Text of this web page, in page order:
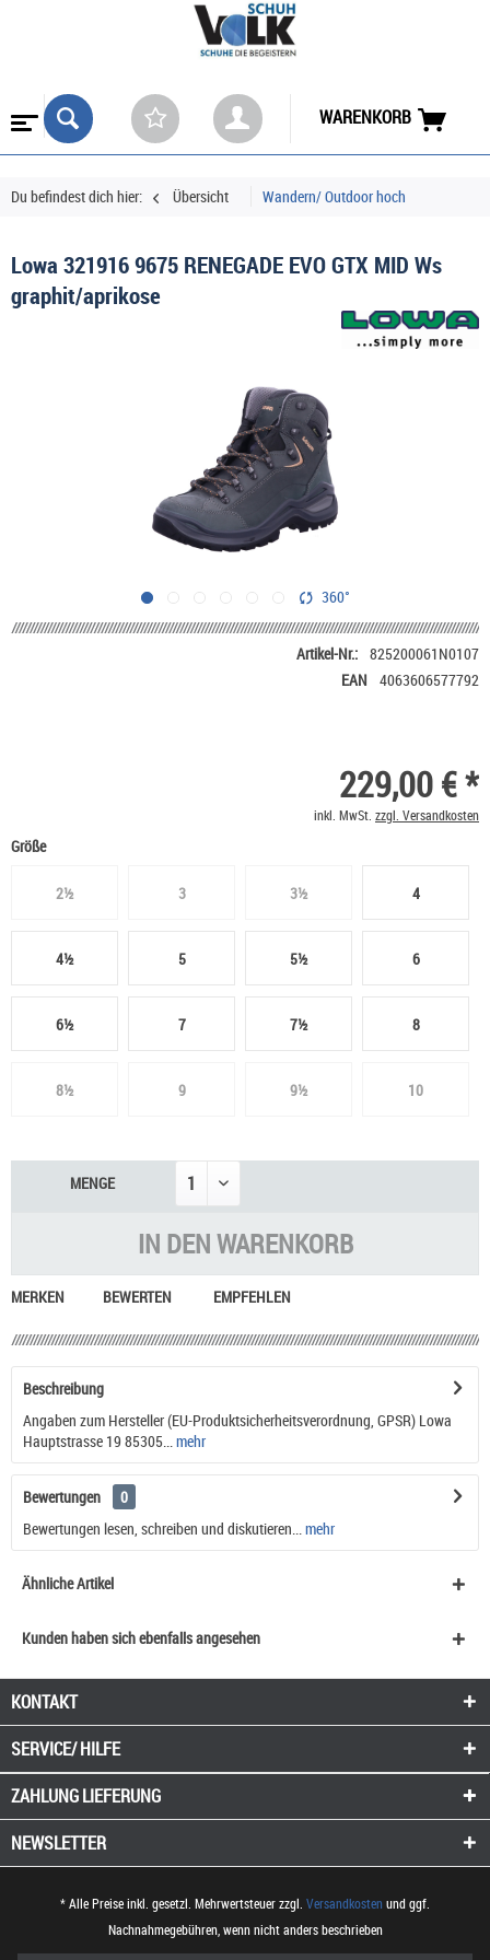
WARENKORB
Du befindest dich hier: Übersicht Wandern/ Outdoor hoch
Lowa 321916 9675 RENEGADE EVO GTX MID Ws
graphit/aprikose
360°
Artikel-Nr.: 825200061N0107
EAN
4063606577792
229,00 € *
inkl. MwSt. zzgl. Versandkosten
Größe
2½ 3 3½ 4
4½ 5 5½ 6
6½ 7 7½ 8
8½ 9 9½ 10
MENGE
IN DENWARENKORB
MERKEN BEWERTEN EMPFEHLEN
Beschreibung
Angaben zum Hersteller (EU-Produktsicherheitsverordnung, GPSR) Lowa
Hauptstrasse 19 85305...
mehr
Bewertungen
0
Bewertungen lesen, schreiben und diskutieren...
mehr
Ähnliche Artikel
Kunden haben sich ebenfalls angesehen
KONTAKT
SERVICE/ HILFE
ZAHLUNGLIEFERUNG
NEWSLETTER
* Alle Preise inkl. gesetzl. Mehrwertsteuer zzgl. Versandkosten und ggf.
Nachnahmegebühren, wenn nicht anders beschrieben